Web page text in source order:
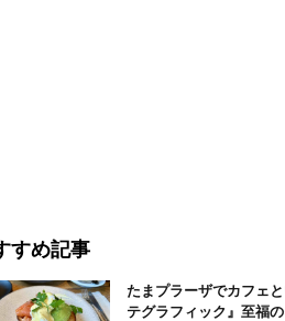
すめ記事
たまプラーザでカフェ
テグラフィック』至福